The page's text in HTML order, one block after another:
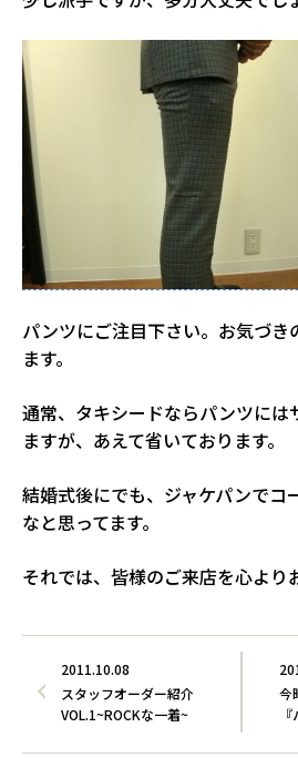
パンツにご注目下さい。お気づき
ます。
通常、タキシードならパンツには
ますが、あえて省いております。
結婚式後にでも、ジャケパンでコ
なと思ってます。
それでは、皆様のご来店を心より
今
2011.10.08
スタッフオーダー紹介
VOL.1~ROCKな一着~